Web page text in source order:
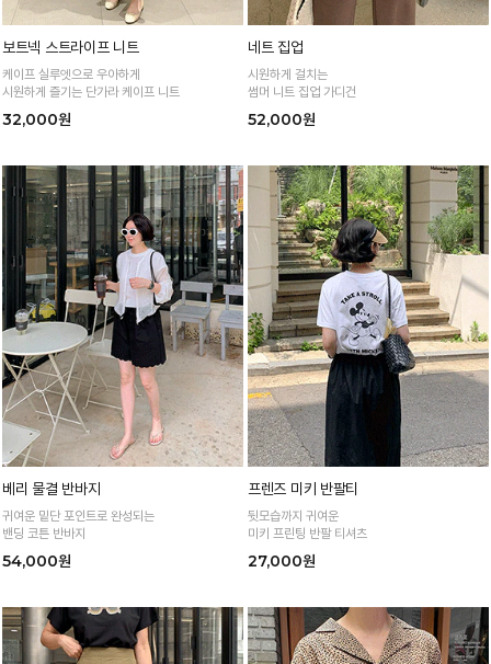
보트넥 스트라이프 니트
케이프 실루엣으로 우아하게
시원하게 즐기는 단가라 케이프 니트
32,000원
네트 집업
시원하게 걸치는
썸머 니트 집업 가디건
52,000원
베리 물결 반바지
귀여운 밑단 포인트로 완성되는
밴딩 코튼 반바지
54,000원
프렌즈 미키 반팔티
뒷모습까지 귀여운
미키 프린팅 반팔 티셔츠
27,000원